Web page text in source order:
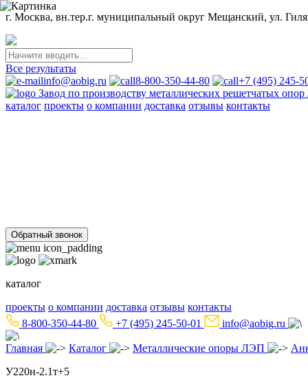
г. Москва, вн.тер.г. муниципальный округ Мещанский, ул.
Все результаты
info@aobig.ru
8-800-350-44-80
+7 (495) 245-
Завод по производству металлических решетчатых
каталог проекты о компании доставка отзывы контакты
Обратный звонок
каталог
проекты о компании доставка отзывы контакты
8-800-350-44-80
+7 (495) 245-50-01 info@aobig.ru
Главная Каталог Металлические опоры ЛЭП
У220н-2.1т+5